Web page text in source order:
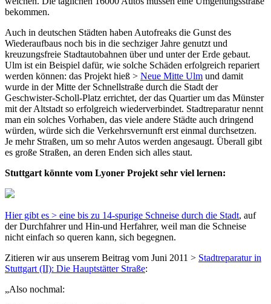
bekommen.
Auch in deutschen Städten haben Autofreaks die Gunst des
Wiederaufbaus noch bis in die sechziger Jahre genutzt und
kreuzungsfreie Stadtautobahnen über und unter der Erde gebaut.
Ulm ist ein Beispiel dafür, wie solche Schäden erfolgreich repariert
werden können: das Projekt hieß > Neue Mitte Ulm und damit
wurde in der Mitte der Schnellstraße durch die Stadt der
Geschwister-Scholl-Platz errichtet, der das Quartier um das Münster
mit der Altstadt so erfolgreich wiederverbindet. Stadtreparatur nennt
man ein solches Vorhaben, das viele andere Städte auch dringend
würden, würde sich die Verkehrsvernunft erst einmal durchsetzen.
Je mehr Straßen, um so mehr Autos werden angesaugt. Überall gibt
es große Straßen, an deren Enden sich alles staut.
Stuttgart könnte vom Lyoner Projekt sehr viel lernen:
Hier gibt es > eine bis zu 14-spurige Schneise durch die Stadt, auf
der Durchfahrer und Hin-und Herfahrer, weil man die Schneise
nicht einfach so queren kann, sich begegnen.
Zitieren wir aus unserem Beitrag vom Juni 2011 > Stadtreparatur in
Stuttgart (II): Die Hauptstätter Straße:
„Also nochmal: